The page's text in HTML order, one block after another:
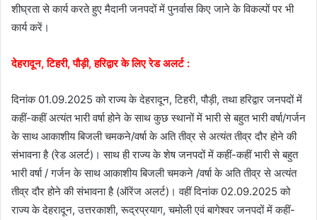
शीघ्रता से कार्य करते हुए मैदानी जनपदों में पुनर्वास किए जाने के विकल्पों पर भी
कार्य करें।
देहरादून, टिहरी, पौड़ी, हरिद्वार के लिए रेड अलर्ट :
दिनांक 01.09.2025 को राज्य के देहरादून, टिहरी, पौड़ी, तथा हरिद्वार जनपदों में
कहीं-कहीं अत्यंत भारी वर्षा होने के साथ कुछ स्थानों में भारी से बहुत भारी वर्षा/गर्जन
के साथ आकाशीय बिजली चमकने/वर्षा के अति तीव्र से अत्यंत तीव्र दौर होने की
संभावना है (रेड अलर्ट)। साथ ही राज्य के शेष जनपदों में कहीं-कहीं भारी से बहुत
भारी वर्षा / गर्जन के साथ आकाशीय बिजली चमकने /वर्षा के अति तीव्र से अत्यंत
तीव्र दौर होने की संभावना है (ऑरेंज अलर्ट)। वहीं दिनांक 02.09.2025 को
राज्य के देहरादून, उत्तरकाशी, रूद्रप्रयाग, चमोली एवं बागेश्वर जनपदों में कहीं-